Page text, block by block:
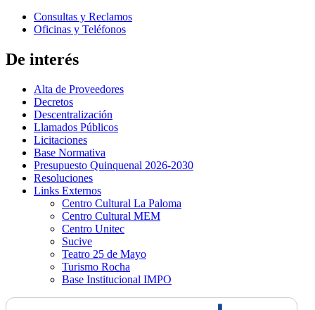
Consultas y Reclamos
Oficinas y Teléfonos
De interés
Alta de Proveedores
Decretos
Descentralización
Llamados Públicos
Licitaciones
Base Normativa
Presupuesto Quinquenal 2026-2030
Resoluciones
Links Externos
Centro Cultural La Paloma
Centro Cultural MEM
Centro Unitec
Sucive
Teatro 25 de Mayo
Turismo Rocha
Base Institucional IMPO